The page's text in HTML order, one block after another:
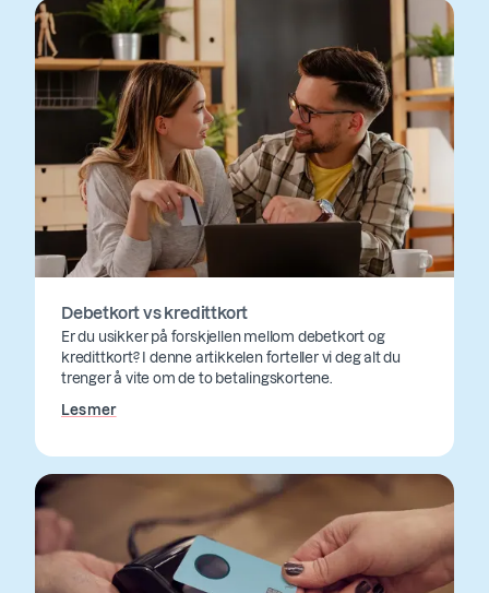
Debetkort vs kredittkort
Er du usikker på forskjellen mellom debetkort og
kredittkort? I denne artikkelen forteller vi deg alt du
trenger å vite om de to betalingskortene.
Les mer